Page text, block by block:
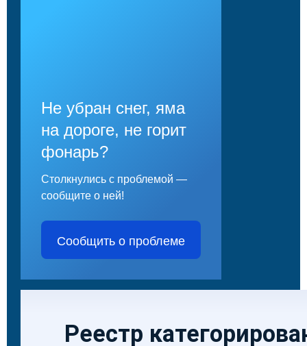
Не убран снег, яма
на дороге, не горит
фонарь?
Столкнулись с проблемой —
сообщите о ней!
Сообщить о проблеме